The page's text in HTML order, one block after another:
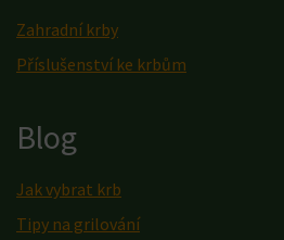
Zahradní krby
Příslušenství ke krbům
Blog
Jak vybrat krb
Tipy na grilování